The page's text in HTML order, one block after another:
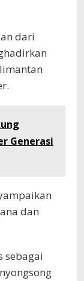
dari
Generasi
dan
sebagai